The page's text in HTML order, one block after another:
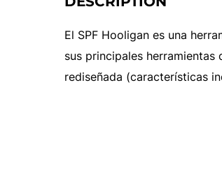
El SPF Hooligan es una
sus principales
rediseñada (características